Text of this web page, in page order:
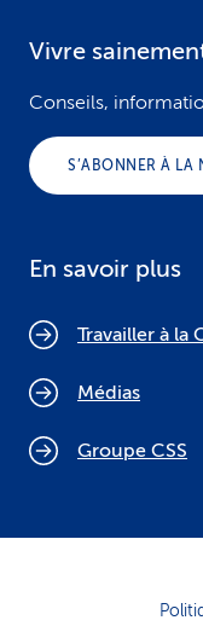
Vivre
Conseils,
S’ABONNER À LA
En savoir plus
Travailler à la
Médias
Groupe CSS